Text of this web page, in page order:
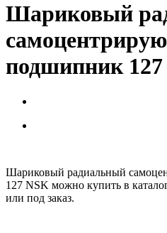
Шариковый
подшипник
Шариковый радиальный
127 NSK можно купить в
или под заказ.